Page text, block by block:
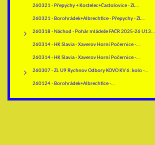
260321 - Přepychy + Kostelec+Častolovice - ZL…
260321 - Borohrádek+Albrechtice - Přepychy - ZL…
260318 - Náchod - Pohár mládeže FAČR 2025-26 U13…
260314 - HK Slavia - Xaverov Horní Počernice -…
260314 - HK Slavia - Xaverov Horní Počernice -…
260307 - ZL U9 Rychnov Odbory KOVO KV 6. kolo -…
260124 - Borohrádek+Albrechtice -…